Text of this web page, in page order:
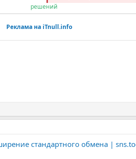
решений
Реклама на iTnull.info
стандартного обмена |